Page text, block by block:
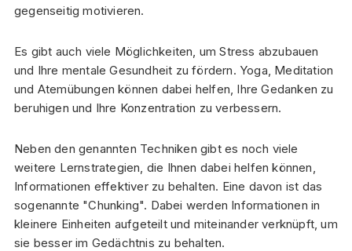
gegenseitig motivieren.
Es gibt auch viele Möglichkeiten, um Stress abzubauen
und Ihre mentale Gesundheit zu fördern. Yoga, Meditation
und Atemübungen können dabei helfen, Ihre Gedanken zu
beruhigen und Ihre Konzentration zu verbessern.
Neben den genannten Techniken gibt es noch viele
weitere Lernstrategien, die Ihnen dabei helfen können,
Informationen effektiver zu behalten. Eine davon ist das
sogenannte "Chunking". Dabei werden Informationen in
kleinere Einheiten aufgeteilt und miteinander verknüpft, um
sie besser im Gedächtnis zu behalten.